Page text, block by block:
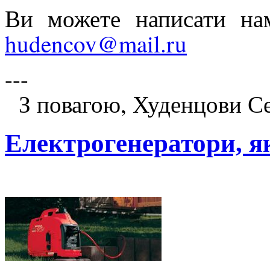
Ви можете написати
hudencov@mail.ru
---
З повагою, Худенцови
Електрогенератори,